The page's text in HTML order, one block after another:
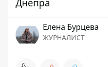
Днепра
Елена Бурцева
ЖУРНАЛИСТ